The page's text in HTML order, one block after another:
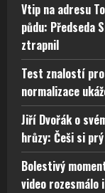
Vtip na adresu
půdu: Předseda
ztrapnil
Test znalostí
normalizace
Jiří Dvořák o
hrůzy: Češi si
Bolestivý
video rozesmálo